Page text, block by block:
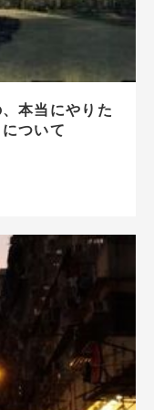
本当にやりた
ついて